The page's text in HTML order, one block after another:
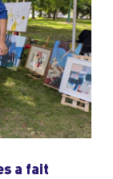
a fait